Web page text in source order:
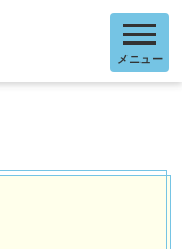
メニュー